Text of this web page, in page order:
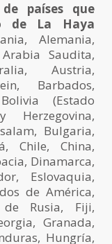
países que
de La Haya
Alemania,
Saudita,
Austria,
Barbados,
(Estado
Bulgaria,
Chile, China,
Dinamarca,
Eslovaquia,
de América,
de Rusia, Fiji,
Granada,
Hungría,